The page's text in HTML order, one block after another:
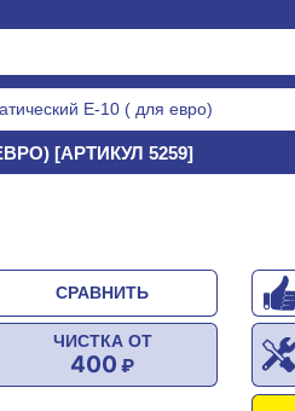
Е-10 ( для евро)
[АРТИКУЛ 5259]
СРАВНИТЬ
ЧИСТКА ОТ
400